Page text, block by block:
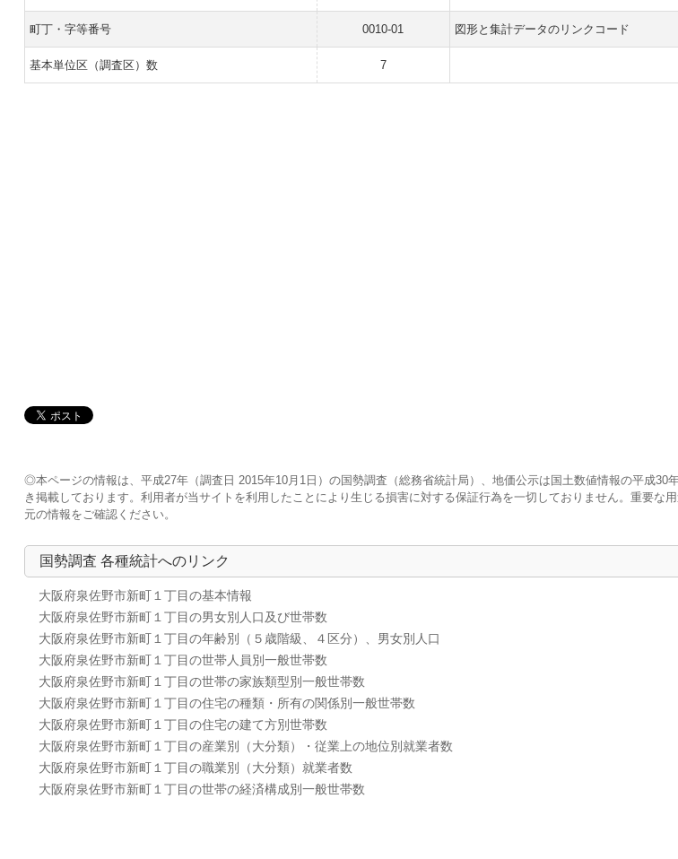
町丁・字等番号 0010-01 図形と集計データのリンクコード
基本単位区（調査区）数 7
◎本ページの情報は、平成27年（調査日 2015年10月1日）の国勢調査（総務省統計局）、地価公示は国土数値情報の平成30
き掲載しております。利用者が当サイトを利用したことにより生じる損害に対する保証行為を一切しておりません。重要な
元の情報をご確認ください。
国勢調査 各種統計へのリンク
大阪府泉佐野市新町１丁目の基本情報
大阪府泉佐野市新町１丁目の男女別人口及び世帯数
大阪府泉佐野市新町１丁目の年齢別（５歳階級、４区分）、男女別人口
大阪府泉佐野市新町１丁目の世帯人員別一般世帯数
大阪府泉佐野市新町１丁目の世帯の家族類型別一般世帯数
大阪府泉佐野市新町１丁目の住宅の種類・所有の関係別一般世帯数
大阪府泉佐野市新町１丁目の住宅の建て方別世帯数
大阪府泉佐野市新町１丁目の産業別（大分類）・従業上の地位別就業者数
大阪府泉佐野市新町１丁目の職業別（大分類）就業者数
大阪府泉佐野市新町１丁目の世帯の経済構成別一般世帯数